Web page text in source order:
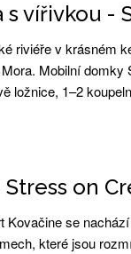
vířivkou -
riviéře v krásném
Mobilní domky
ložnice, 1–2
on
se
které jsou